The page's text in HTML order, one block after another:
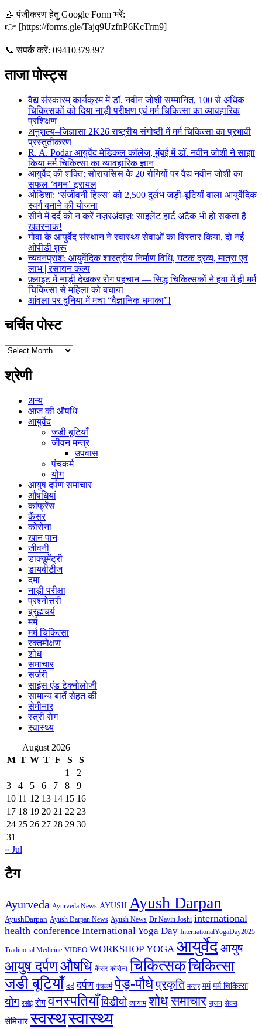
📝 पंजीकरण हेतु Google Form भरें:
👉 [https://forms.gle/Tajq9UzfnP6KcTrm9]
📞 संपर्क करें: 09410379397
ताजा पोस्ट्स
वैद्य संस्कारम् कार्यक्रम में डॉ. नवीन जोशी सम्मानित, 100 से अधिक
चिकित्सकों को दिया नाड़ी परीक्षण एवं मर्म चिकित्सा का व्यावहारिक
प्रशिक्षण
अनुशल्य–जिज्ञासा 2K26 राष्ट्रीय संगोष्ठी में मर्म चिकित्सा का प्रभावी
प्रस्तुतीकरण
R. A. Podar आयुर्वेद मेडिकल कॉलेज, मुंबई में डॉ. नवीन जोशी ने साझा
किया मर्म चिकित्सा का व्यावहारिक ज्ञान
आयुर्वेद की शक्ति: सोरायसिस के 20 रोगियों पर वैद्य नवीन जोशी का
सफल ‘वमन’ ट्रायल
ओडिशा: ‘संजीवनी हिल्स’ को 2,500 दुर्लभ जड़ी-बूटियों वाला आयुर्वेदिक
स्वर्ग बनाने की योजना
सीने में दर्द को न करें नज़रअंदाज़: साइलेंट हार्ट अटैक भी हो सकता है
खतरनाक!
गोवा के आयुर्वेद संस्थान ने स्वास्थ्य सेवाओं का विस्तार किया, दो नई
ओपीडी शुरू
च्यवनप्राश: आयुर्वेदिक शास्त्रीय निर्माण विधि, घटक द्रव्य, मात्रा एवं
लाभ | रसायन कल्प
फ़्लाइट में नाड़ी देखकर रोग पहचान — सिद्ध चिकित्सकों ने हवा में ही मर्म
चिकित्सा से महिला को बचाया
आंवला पर दुनिया में मचा “वैज्ञानिक धमाका”!
चर्चित पोस्ट
चर्चित
श्रेणी
अन्य
आज की औषधि
आयुर्वेद
जडी बूटियाँ
जीवन मन्त्र
उपवास
पंचकर्म
योग
आयुष दर्पण समाचार
औषधियां
कांफ्रेंस
कैंसर
कोरोना
खान पान
जीवनी
डाक्यूमेंट्री
डायबीटीज
दमा
नाड़ी परीक्षा
प्रश्नोत्तरी
ब्रह्मचर्य
मर्म
मर्म चिकित्सा
रक्तमोक्षण
शोध
समाचार
सर्जरी
साइंस एंड टेक्नोलोजी
सामान्य बातें सेहत की
सेमीनार
स्त्री रोग
स्वास्थ्य
August 2026
M T W T F S
S
1
2
3
4 5 6 7 8
9
10 11 12 13 14 15 16
17 18 19 20 21 22 23
24 25 26 27 28 29 30
31
« Jul
टैग
Ayurveda Ayurveda News AYUSH Ayush Darpan
AyushDarpan Ayush Darpan News Ayush News Dr Navin Joshi international
health conference International Yoga Day InternationalYogaDay2025
Traditional Medicine VIDEO WORKSHOP YOGA आयुर्वेदआयुष
आयुष दर्पणऔषधि कैंसर कोरोना चिकित्सकचिकित्सा
जडी बूटियाँ दर्द दर्पण पंचकर्म पेड़-पौधेप्रकृति मन्त्र मर्म मर्म चिकित्सा
योग रसोई रोग वनस्पतियाँविडीयो व्यायाम शोधसमाचार सूजन सेक्स
सेमिनार स्वस्थस्वास्थ्य